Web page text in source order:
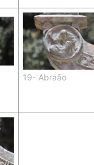
19- Abraão